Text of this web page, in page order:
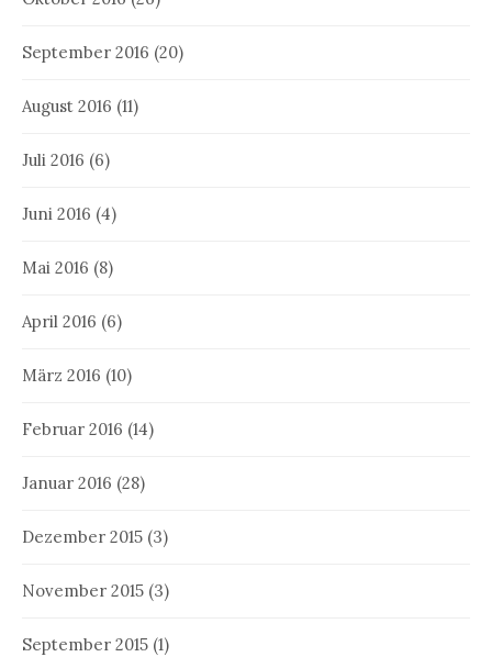
September 2016 (20)
August 2016 (11)
Juli 2016 (6)
Juni 2016 (4)
Mai 2016 (8)
April 2016 (6)
März 2016 (10)
Februar 2016 (14)
Januar 2016 (28)
Dezember 2015 (3)
November 2015 (3)
September 2015 (1)